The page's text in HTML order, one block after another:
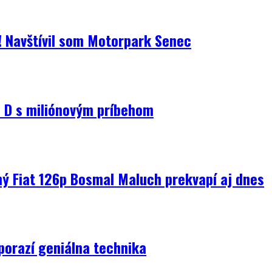
som Motorpark Senec
s miliónovým príbehom
126p Bosmal Maluch prekvapí aj dnes
geniálna technika